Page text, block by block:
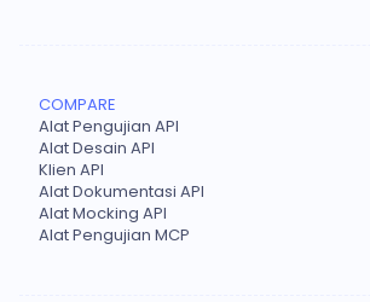
COMPARE
Alat Pengujian API
Alat Desain API
Klien API
Alat Dokumentasi API
Alat Mocking API
Alat Pengujian MCP